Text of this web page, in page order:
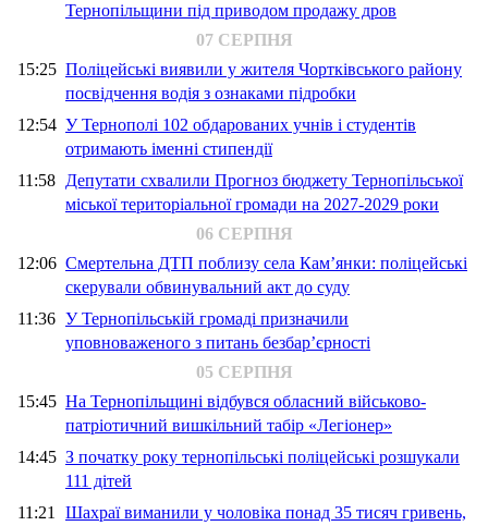
Тернопільщини під приводом продажу дров
07 СЕРПНЯ
15:25 Поліцейські виявили у жителя Чортківського району
посвідчення водія з ознаками підробки
12:54 У Тернополі 102 обдарованих учнів і студентів
отримають іменні стипендії
11:58 Депутати схвалили Прогноз бюджету Тернопільської
міської територіальної громади на 2027-2029 роки
06 СЕРПНЯ
12:06 Смертельна ДТП поблизу села Кам’янки: поліцейські
скерували обвинувальний акт до суду
11:36 У Тернопільській громаді призначили
уповноваженого з питань безбар’єрності
05 СЕРПНЯ
15:45 На Тернопільщині відбувся обласний військово-
патріотичний вишкільний табір «Легіонер»
14:45 З початку року тернопільські поліцейські розшукали
111 дітей
11:21 Шахраї виманили у чоловіка понад 35 тисяч гривень,